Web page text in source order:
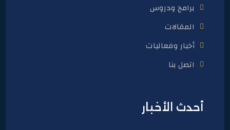
برامج ودروس
المقالات
أخبار وفعاليات
اتصل بنا
أحدث الأخبار